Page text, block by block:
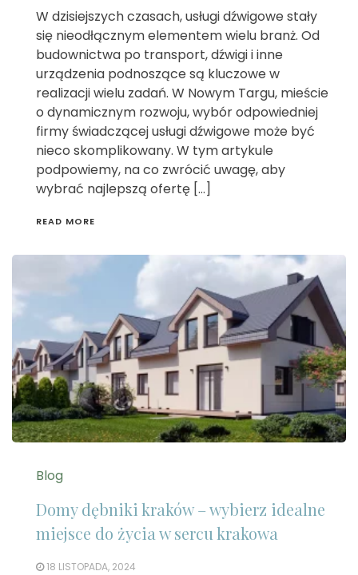
W dzisiejszych czasach, usługi dźwigowe stały
się nieodłącznym elementem wielu branż. Od
budownictwa po transport, dźwigi i inne
urządzenia podnoszące są kluczowe w
realizacji wielu zadań. W Nowym Targu, mieście
o dynamicznym rozwoju, wybór odpowiedniej
firmy świadczącej usługi dźwigowe może być
nieco skomplikowany. W tym artykule
podpowiemy, na co zwrócić uwagę, aby
wybrać najlepszą ofertę […]
READ MORE
Blog
Domy dębniki kraków – wybierz idealne
miejsce do życia w sercu krakowa
18 LISTOPADA, 2024